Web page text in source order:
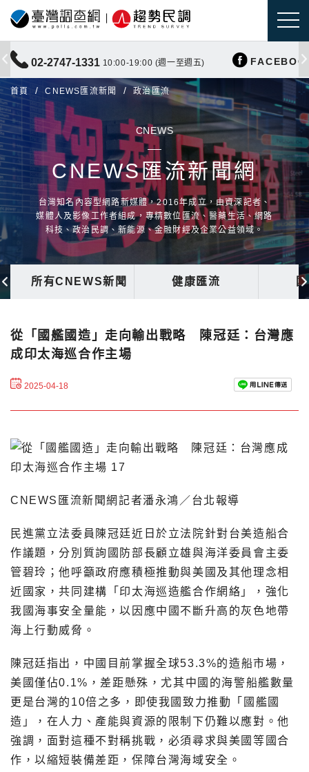
02-2747-1331 10:00-19:00 (週一至週五)
首頁 CNEWS匯流新聞 政治匯流
CNEWS
CNEWS匯流新聞網
台灣知名內容型網路新媒體，2016年成立，由資深記者、
媒體人及影像工作者組成，專精數位匯流、醫藥生活、網路
科技、政治民調、新能源、金融財經及企業公益領域。
所有CNEWS新聞 健康匯流
從「國艦國造」走向輸出戰略 陳冠廷：台灣應
成印太海巡合作主場
2025-04-18
CNEWS匯流新聞網記者潘永鴻／台北報導
民進黨立法委員陳冠廷近日於立法院針對台美造船合
作議題，分別質詢國防部長顧立雄與海洋委員會主委
管碧玲；他呼籲政府應積極推動與美國及其他理念相
近國家，共同建構「印太海巡造艦合作網絡」，強化
我國海事安全量能，以因應中國不斷升高的灰色地帶
海上行動威脅。
陳冠廷指出，中國目前掌握全球53.3%的造船市場，
美國僅佔0.1%，差距懸殊，尤其中國的海警船艦數量
更是台灣的10倍之多，即使我國致力推動「國艦國
造」，在人力、產能與資源的限制下仍難以應對。他
強調，面對這種不對稱挑戰，必須尋求與美國等國合
作，以縮短裝備差距，保障台灣海域安全。